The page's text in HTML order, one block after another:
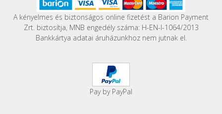
A kényelmes és biztonságos online fizetést a Barion Payment
Zrt. biztosítja, MNB engedély száma: H-EN-I-1064/2013
Bankkártya adatai áruházunkhoz nem jutnak el.
Pay by PayPal